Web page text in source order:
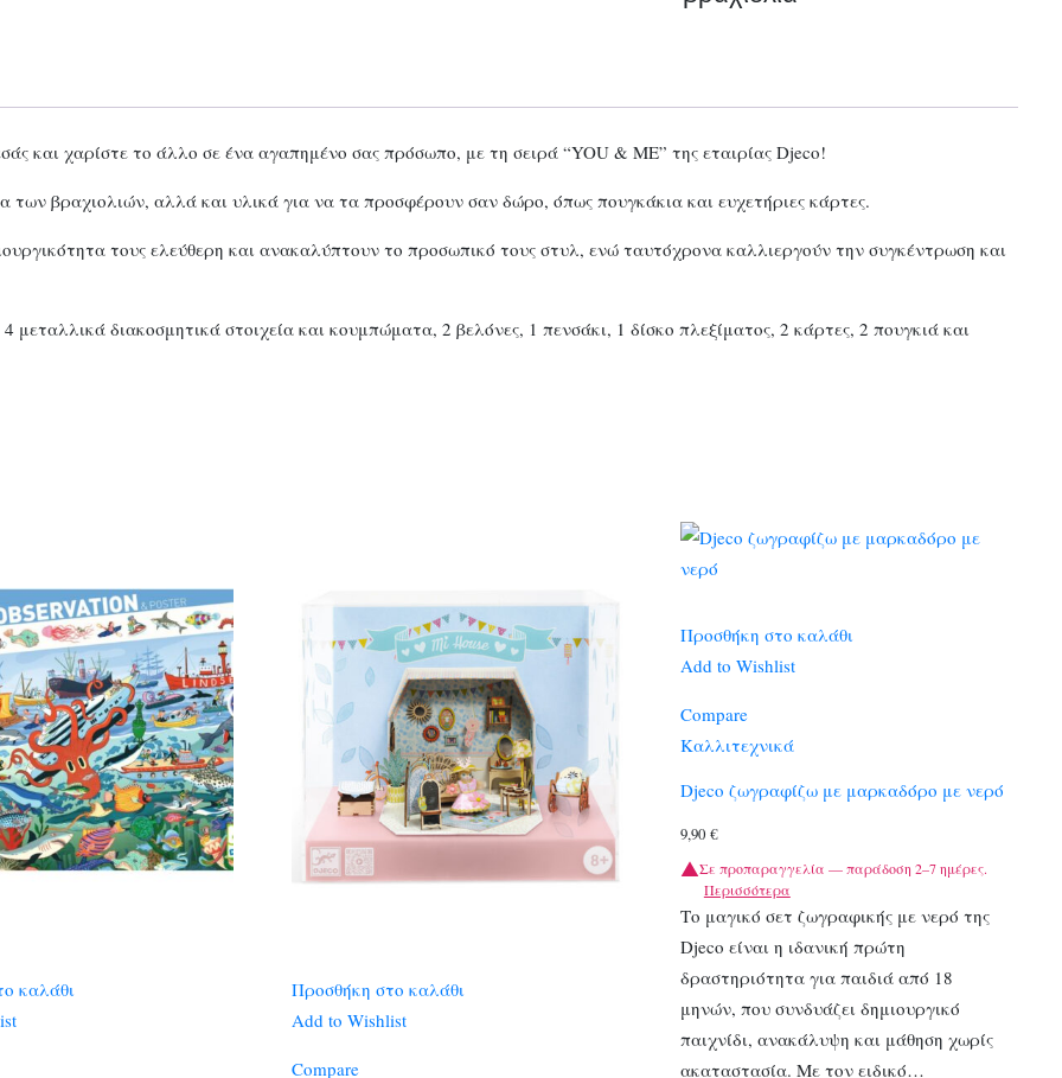
και χαρίστε το άλλο σε ένα αγαπημένο σας πρόσωπο, με τη σειρά “YOU & ME” της εταιρίας Djeco!
των βραχιολιών, αλλά και υλικά για να τα προσφέρουν σαν δώρο, όπως πουγκάκια και ευχετήριες κάρτες.
τους ελεύθερη και ανακαλύπτουν το προσωπικό τους στυλ, ενώ ταυτόχρονα καλλιεργούν την συγκέντρωση και
διακοσμητικά στοιχεία και κουμπώματα, 2 βελόνες, 1 πενσάκι, 1 δίσκο πλεξίματος, 2 κάρτες, 2 πουγκιά και
καλάθι
Προσθήκη στο καλάθι
Add to Wishlist
Compare
Προσθήκη στο καλάθι
Add to Wishlist
Compare
Καλλιτεχνικά
Djeco ζωγραφίζω με μαρκαδόρο με νερό
9,90 €
Σε προπαραγγελία — παράδοση 2–7 ημέρες.
Περισσότερα
Το μαγικό σετ ζωγραφικής με νερό της
Djeco είναι η ιδανική πρώτη
δραστηριότητα για παιδιά από 18
μηνών, που συνδυάζει δημιουργικό
παιχνίδι, ανακάλυψη και μάθηση χωρίς
ακαταστασία. Με τον ειδικό…